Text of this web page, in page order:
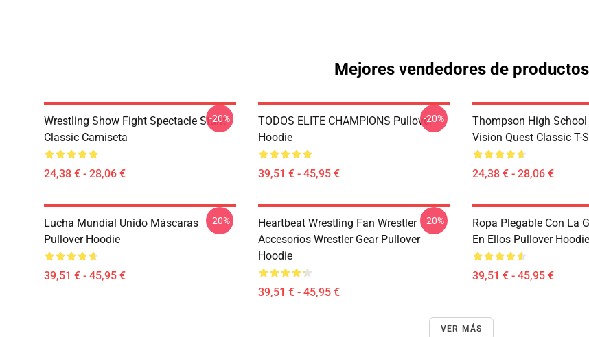
Mejores vendedores de productos
Wrestling Show Fight Spectacle Stunt
Classic Camiseta
24,38 € - 28,06 €
-20%
TODOS ELITE CHAMPIONS Pullover
Hoodie
39,51 € - 45,95 €
-20%
Thompson High
Vision Quest Classic T-
24,38 € - 28,06 €
Lucha Mundial Unido Máscaras
Pullover Hoodie
39,51 € - 45,95 €
-20%
Heartbeat Wrestling Fan Wrestler
Accesorios Wrestler Gear Pullover
Hoodie
39,51 € - 45,95 €
-20%
Ropa Plegable Con La
En Ellos Pullover Hoodie
39,51 € - 45,95 €
VER MÁS